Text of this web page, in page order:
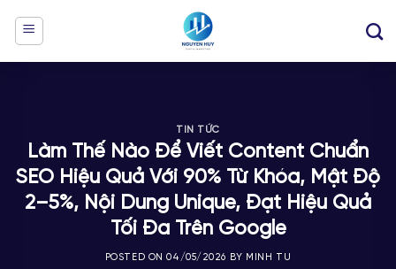
TIN TỨC
Làm Thế Nào Để Viết Content Chuẩn
SEO Hiệu Quả Với 90% Từ Khóa, Mật Độ
2–5%, Nội Dung Unique, Đạt Hiệu Quả
Tối Đa Trên Google
POSTED ON04/05/2026 BY MINH TU